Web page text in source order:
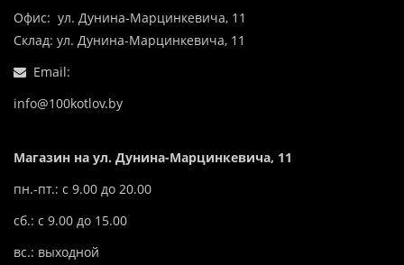
Офис: ул. Дунина-Марцинкевича, 11
Склад: ул. Дунина-Марцинкевича, 11
Email:
info@100kotlov.by
Магазин на ул. Дунина-Марцинкевича, 11
пн.-пт.: с 9.00 до 20.00
сб.: с 9.00 до 15.00
вс.: выходной